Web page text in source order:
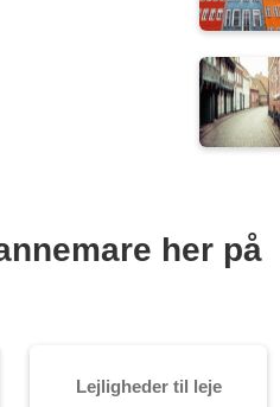
her på
Lejligheder til leje